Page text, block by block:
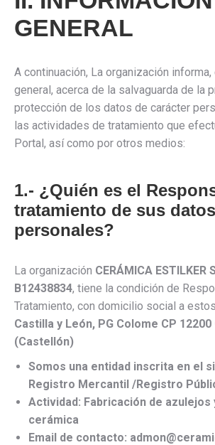
GENERAL
A continuación, La organización informa,
general, acerca de la salvaguarda de la
protección de los datos de carácter
las actividades de tratamiento que
Portal, así como por otros medios:
1.- ¿Quién es el
tratamiento de sus datos
personales?
La organización CERÁMICA ESTILKER
B12438834, tiene la condición de
Tratamiento, con domicilio social a
Castilla y León, PG Colome CP 12200
(Castellón)
Somos una entidad inscrita en el
Registro Mercantil /Registro
Actividad: Fabricación de azulejos
cerámica
Email de contacto: